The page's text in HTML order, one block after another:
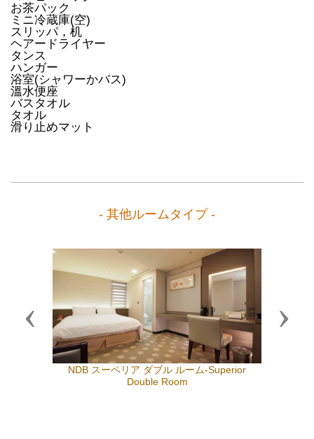
お茶パック
ミニ冷蔵庫(空)
スリッパ，机
ヘアードライヤー
タンス
ハンガー
浴室(シャワーかバス)
溫水便座
バスタオル
タオル
滑り止めマット
- 其他ルームタイプ -
NDB スーペリア ダブル ルーム-Superior
Double Room
Previous Next